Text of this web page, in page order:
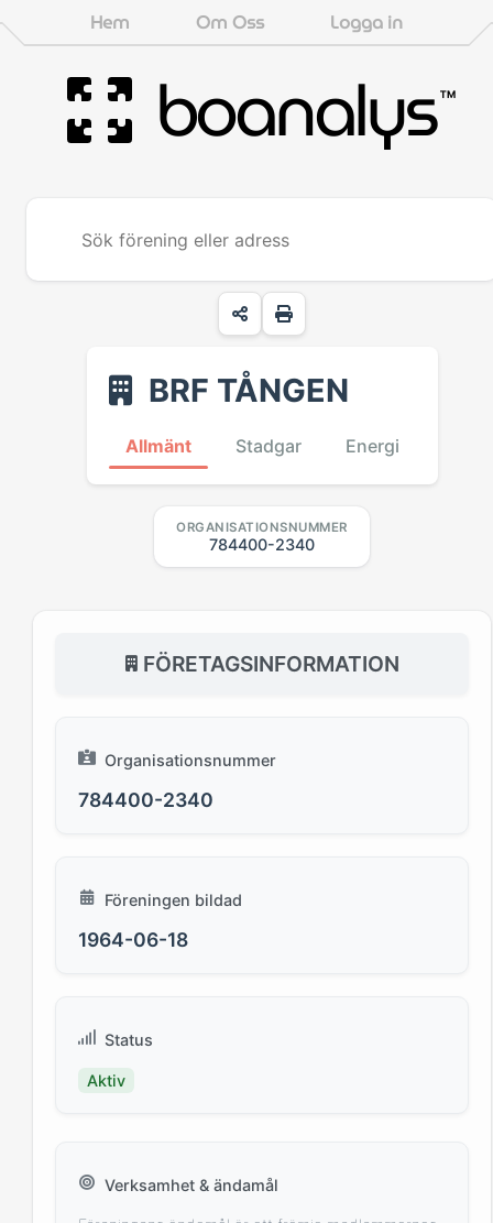
Hem Om Oss Logga in
boanalys™
BRF TÅNGEN
Allmänt Stadgar Energi
ORGANISATIONSNUMMER
784400-2340
FÖRETAGSINFORMATION
Organisationsnummer
784400-2340
Föreningen bildad
1964-06-18
Status
Aktiv
Verksamhet & ändamål